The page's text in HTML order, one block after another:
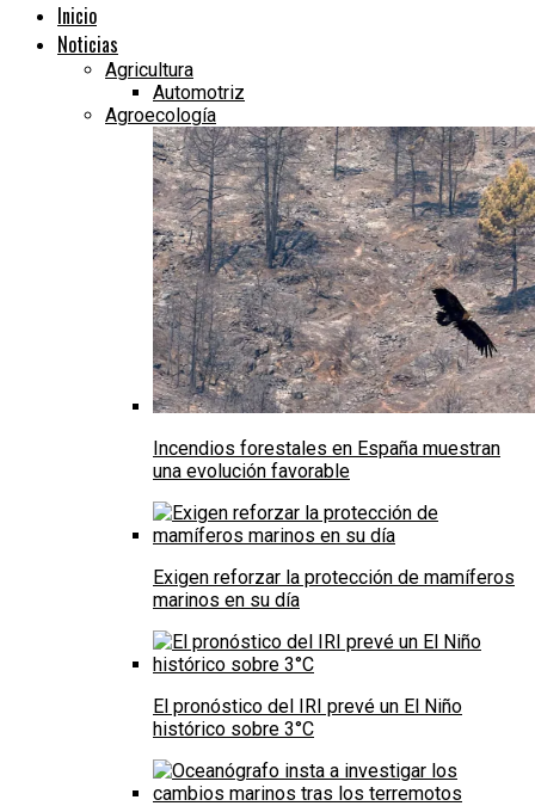
Inicio
Noticias
Agricultura
Automotriz
Agroecología
Incendios forestales en España muestran
una evolución favorable
Exigen reforzar la protección de mamíferos
marinos en su día
El pronóstico del IRI prevé un El Niño
histórico sobre 3°C